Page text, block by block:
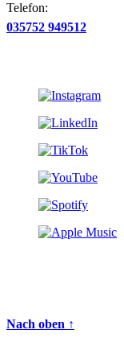
Telefon:
035752 949512
Nach oben ↑